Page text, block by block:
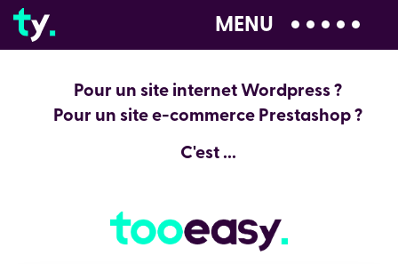
04 28 99 00 80
MENU
Pour un site internet Wordpress ?
Pour un site e-commerce Prestashop ?
C'est ...